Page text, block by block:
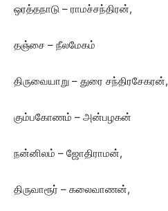
ஒரத்தநாடு – ராமச்சந்திரன்,
தஞ்சை – நீலமேகம்
திருவையாறு – துரை சந்திரசேகரன்,
கும்பகோணம் – அன்பழகன்
நன்னிலம் – ஜோதிராமன்,
திருவாரூர் – கலைவாணன்,